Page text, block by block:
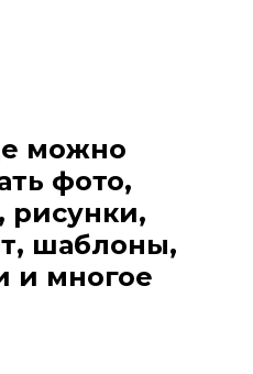
можно
фото,
рисунки,
шаблоны,
и многое